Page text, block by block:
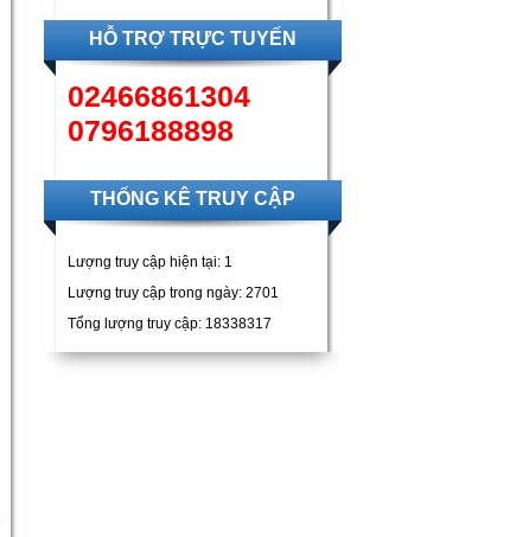
HỖ TRỢ TRỰC TUYẾN
02466861304
0796188898
THỐNG KÊ TRUY CẬP
Lượng truy cập hiện tại: 1
Lượng truy cập trong ngày: 2701
Tổng lượng truy cập: 18338317